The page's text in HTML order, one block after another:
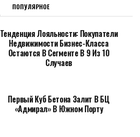
ПОПУЛЯРНОЕ
Тенденция Лояльности: Покупатели
Недвижимости Бизнес-Класса
Остаются В Сегменте В 9 Из 10
Случаев
Первый Куб Бетона Залит В БЦ
«Адмирал» В Южном Порту